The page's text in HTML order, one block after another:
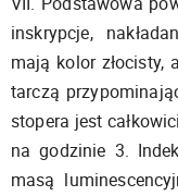
inskrypcje,
mają kolor złocisty,
tarczą
stopera jest
na godzinie 3.
masą